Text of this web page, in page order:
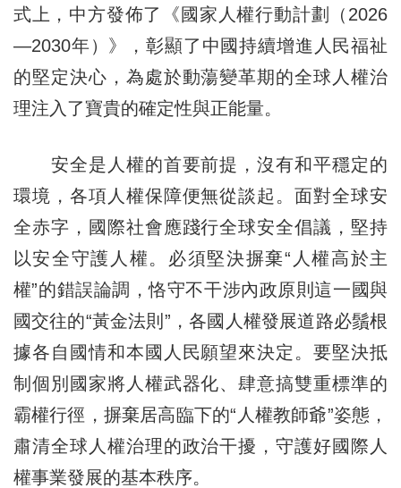
式上，中方發佈了《國家人權行動計劃（2026
—2030年）》，彰顯了中國持續增進人民福祉
的堅定決心，為處於動蕩變革期的全球人權治
理注入了寶貴的確定性與正能量。
安全是人權的首要前提，沒有和平穩定的
環境，各項人權保障便無從談起。面對全球安
全赤字，國際社會應踐行全球安全倡議，堅持
以安全守護人權。必須堅決摒棄“人權高於主
權”的錯誤論調，恪守不干涉內政原則這一國與
國交往的“黃金法則”，各國人權發展道路必鬚根
據各自國情和本國人民願望來決定。要堅決抵
制個別國家將人權武器化、肆意搞雙重標準的
霸權行徑，摒棄居高臨下的“人權教師爺”姿態，
肅清全球人權治理的政治干擾，守護好國際人
權事業發展的基本秩序。